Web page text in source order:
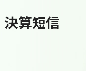
決算短信